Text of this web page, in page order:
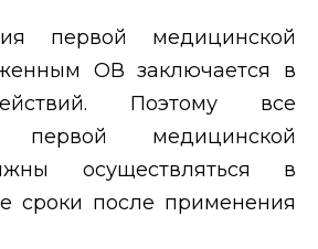
первой медицинской
ОВ заключается в
Поэтому все
первой медицинской
осуществляться в
сроки после применения